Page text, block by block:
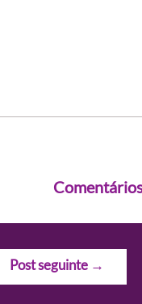
Post seguinte →